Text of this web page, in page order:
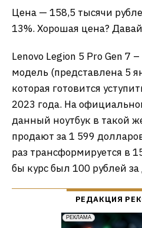
Цена — 158,5 тысячи
13%. Хорошая цена?
Lenovo Legion 5 Pro Gen 7
модель (представлена 5
которая готовится
2023 года. На
данный ноутбук в такой
продают за 1 599
раз трансформируется в
бы курс был 100 рублей